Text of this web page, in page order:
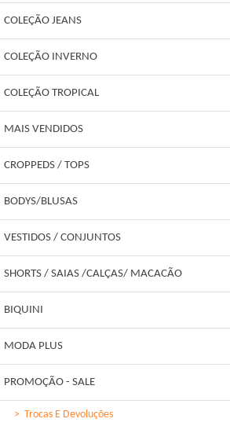
COLEÇÃO JEANS
COLEÇÃO INVERNO
COLEÇÃO TROPICAL
MAIS VENDIDOS
CROPPEDS / TOPS
BODYS/BLUSAS
VESTIDOS / CONJUNTOS
SHORTS / SAIAS /CALÇAS/ MACACÃO
BIQUINI
MODA PLUS
PROMOÇÃO - SALE
> Trocas E Devoluções